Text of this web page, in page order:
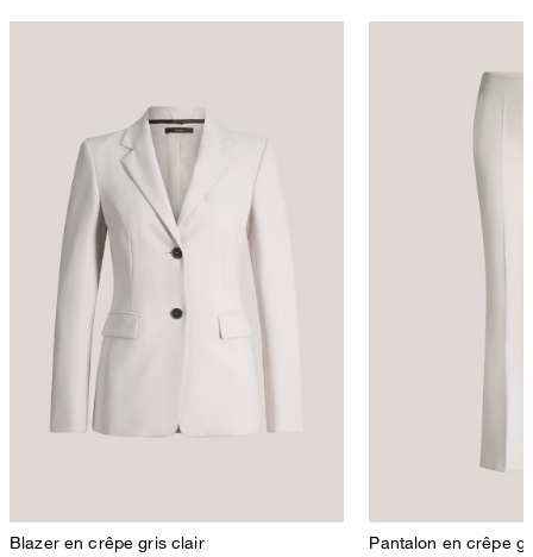
Blazer en crêpe gris clair
Pantalon en crêpe